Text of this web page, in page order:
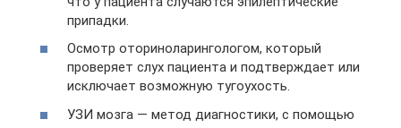
припадки.
Осмотр оториноларингологом, который
проверяет слух пациента и подтверждает или
исключает возможную тугоухость.
УЗИ мозга — метод диагностики, с помощью